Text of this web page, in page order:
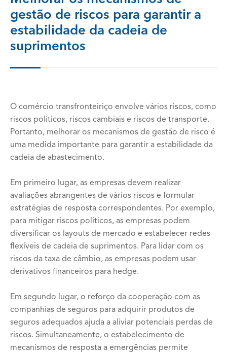
gestão de riscos para garantir a
estabilidade da cadeia de
suprimentos
O comércio transfronteiriço envolve vários riscos, como
riscos políticos, riscos cambiais e riscos de transporte.
Portanto, melhorar os mecanismos de gestão de risco é
uma medida importante para garantir a estabilidade da
cadeia de abastecimento.
Em primeiro lugar, as empresas devem realizar
avaliações abrangentes de vários riscos e formular
estratégias de resposta correspondentes. Por exemplo,
para mitigar riscos políticos, as empresas podem
diversificar os layouts de mercado e estabelecer redes
flexíveis de cadeia de suprimentos. Para lidar com os
riscos da taxa de câmbio, as empresas podem usar
derivativos financeiros para hedge.
Em segundo lugar, o reforço da cooperação com as
companhias de seguros para adquirir produtos de
seguros adequados ajuda a aliviar potenciais perdas de
riscos. Simultaneamente, o estabelecimento de
mecanismos de resposta a emergências permite